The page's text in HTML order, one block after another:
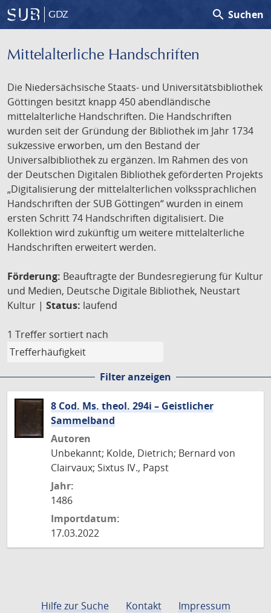
GDZ search Suchen
Mittelalterliche Handschriften
Die Niedersächsische Staats- und Universitätsbibliothek
Göttingen besitzt knapp 450 abendländische
mittelalterliche Handschriften. Die Handschriften
wurden seit der Gründung der Bibliothek im Jahr 1734
sukzessive erworben, um den Bestand der
Universalbibliothek zu ergänzen. Im Rahmen des von
der Deutschen Digitalen Bibliothek geförderten Projekts
„Digitalisierung der mittelalterlichen volkssprachlichen
Handschriften der SUB Göttingen“ wurden in einem
ersten Schritt 74 Handschriften digitalisiert. Die
Kollektion wird zukünftig um weitere mittelalterliche
Handschriften erweitert werden.
Förderung: Beauftragte der Bundesregierung für Kultur
und Medien, Deutsche Digitale Bibliothek, Neustart
Kultur | Status: laufend
1 Treffer sortiert nach
Filter anzeigen
8 Cod. Ms. theol. 294i – Geistlicher
Sammelband
Autoren
Unbekannt; Kolde, Dietrich; Bernard von
Clairvaux; Sixtus IV., Papst
Jahr:
1486
Importdatum:
17.03.2022
Hilfe zur Suche Kontakt
Impressum